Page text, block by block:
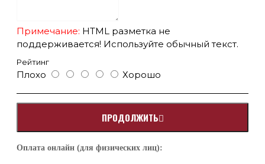
Точность в
диапазоне стабилизации,
%
3.5
Время реакции на
напряжения, мс
Частота питающей сети,
Гц
45-65
Измерение входного
есть
Примечание: HTML разметка не
поддерживается! Используйте обычный текст.
Рейтинг
Плохо Хорошо
ПРОДОЛЖИТЬ
Оплата онлайн (для физических лиц):